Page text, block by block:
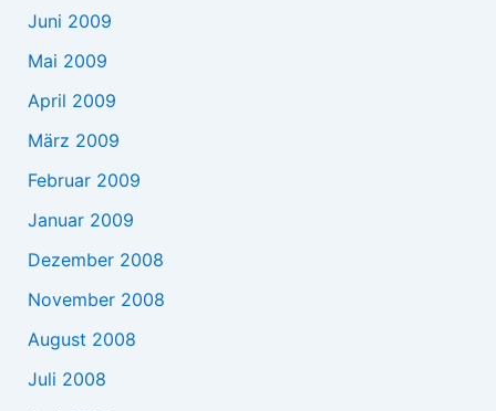
Juni 2009
Mai 2009
April 2009
März 2009
Februar 2009
Januar 2009
Dezember 2008
November 2008
August 2008
Juli 2008